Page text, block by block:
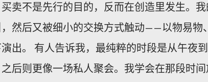
卖不是先行的目的，反而在创造里发生。我
然后又被细小的交换方式触动——以物易物、
出。 有人告诉我，最纯粹的时段是从午夜到
后则更像一场私人聚会。我学会在那段时